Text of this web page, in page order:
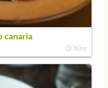
canaria
80m